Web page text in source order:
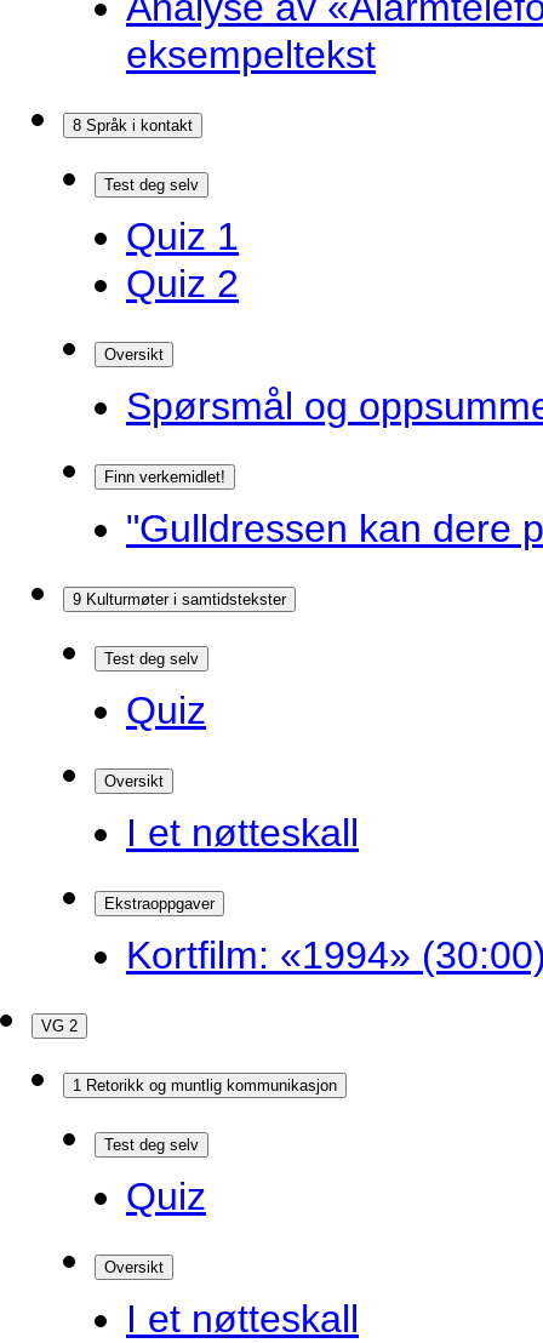
eksempeltekst
8 Språk i kontakt
Test deg selv
Quiz 1
Quiz 2
Oversikt
Spørsmål og
Finn verkemidlet!
"Gulldressen kan dere
9 Kulturmøter i samtidstekster
Test deg selv
Quiz
Oversikt
I et nøtteskall
Ekstraoppgaver
Kortfilm: «1994»
VG 2
1 Retorikk og muntlig kommunikasjon
Test deg selv
Quiz
Oversikt
I et nøtteskall